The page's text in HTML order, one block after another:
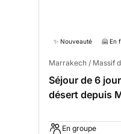
✨ Nouveauté 🤗 En
Marrakech / Massif
Séjour de 6
désert depuis
En groupe